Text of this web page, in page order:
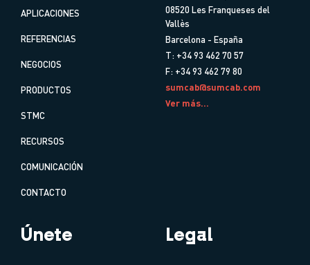
APLICACIONES
REFERENCIAS
NEGOCIOS
PRODUCTOS
STMC
RECURSOS
COMUNICACIÓN
CONTACTO
08520 Les Franqueses del
Vallès
Barcelona - España
T: +34 93 462 70 57
F: +34 93 462 79 80
sumcab@sumcab.com
Ver más...
Únete Legal